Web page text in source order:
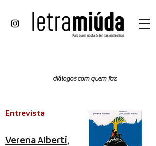
diálogos com quem faz
Entrevista
Verena Alberti,